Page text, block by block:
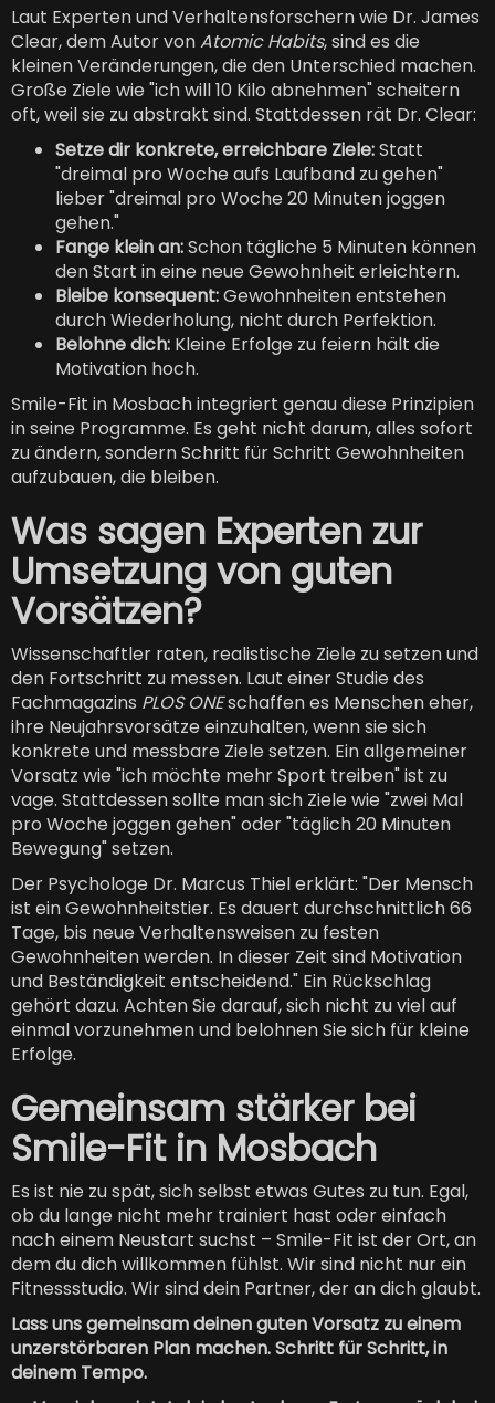
Laut Experten und Verhaltensforschern wie Dr. James
Clear, dem Autor vonAtomic Habits, sind es die
kleinen Veränderungen, die den Unterschied machen.
Große Ziele wie "ich will 10 Kilo abnehmen" scheitern
oft, weil sie zu abstrakt sind. Stattdessen rät Dr. Clear:
Setze dir konkrete, erreichbare Ziele:Statt
"dreimal pro Woche aufs Laufband zu gehen"
lieber "dreimal pro Woche 20 Minuten joggen
gehen."
Fange klein an:Schon tägliche 5 Minuten können
den Start in eine neue Gewohnheit erleichtern.
Bleibe konsequent:Gewohnheiten entstehen
durch Wiederholung, nicht durch Perfektion.
Belohne dich: Kleine Erfolge zu feiern hält die
Motivation hoch.
Smile-Fit in Mosbach integriert genau diese Prinzipien
in seine Programme. Es geht nicht darum, alles sofort
zu ändern, sondern Schritt für Schritt Gewohnheiten
aufzubauen, die bleiben.
Was sagen Experten zur
Umsetzung von guten
Vorsätzen?
Wissenschaftler raten, realistische Ziele zu setzen und
den Fortschritt zu messen. Laut einer Studie des
Fachmagazins PLOS ONEschaffen es Menschen eher,
ihre Neujahrsvorsätze einzuhalten, wenn sie sich
konkrete und messbare Ziele setzen. Ein allgemeiner
Vorsatz wie "ich möchte mehr Sport treiben" ist zu
vage. Stattdessen sollte man sich Ziele wie "zwei Mal
pro Woche joggen gehen" oder "täglich 20 Minuten
Bewegung" setzen.
Der Psychologe Dr. Marcus Thiel erklärt: "Der Mensch
ist ein Gewohnheitstier. Es dauert durchschnittlich 66
Tage, bis neue Verhaltensweisen zu festen
Gewohnheiten werden. In dieser Zeit sind Motivation
und Beständigkeit entscheidend." Ein Rückschlag
gehört dazu. Achten Sie darauf, sich nicht zu viel auf
einmal vorzunehmen und belohnen Sie sich für kleine
Erfolge.
Gemeinsam stärker bei
Smile-Fit in Mosbach
Es ist nie zu spät, sich selbst etwas Gutes zu tun. Egal,
ob du lange nicht mehr trainiert hast oder einfach
nach einem Neustart suchst – Smile-Fit ist der Ort, an
dem du dich willkommen fühlst. Wir sind nicht nur ein
Fitnessstudio. Wir sind dein Partner, der an dich glaubt.
Lass uns gemeinsam deinen guten Vorsatz zu einem
unzerstörbaren Plan machen. Schritt für Schritt, in
deinem Tempo.